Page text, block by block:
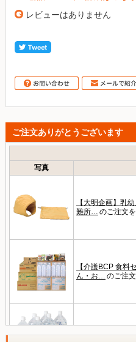
レビューはありません
ご注文ありがとうございます